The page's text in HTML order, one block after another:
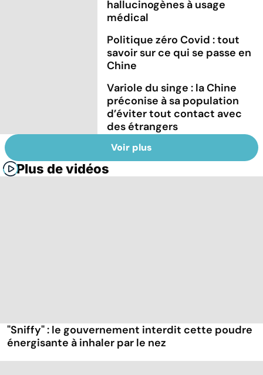
hallucinogènes à usage
médical
Politique zéro Covid : tout
savoir sur ce qui se passe en
Chine
Variole du singe : la Chine
préconise à sa population
d’éviter tout contact avec
des étrangers
Voir plus
Plus de vidéos
"Sniffy" : le gouvernement interdit cette poudre
énergisante à inhaler par le nez